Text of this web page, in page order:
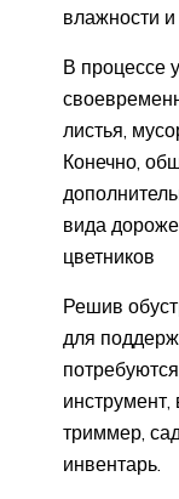
влажности
В процессе
листья,
Конечно,
вида
цветников
Решив
для
инструмент,
триммер,
инвентарь.